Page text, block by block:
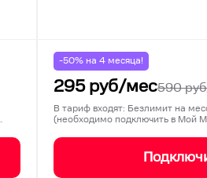
-50% на 4месяца!
295руб/мес590
В тариф входят: Безлимит на
(необходимо подключить в Мой